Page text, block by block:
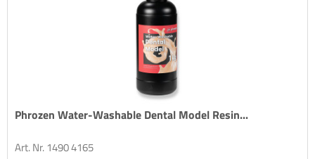
Phrozen Water-Washable Dental Model Resin...
Art. Nr. 1490 4165